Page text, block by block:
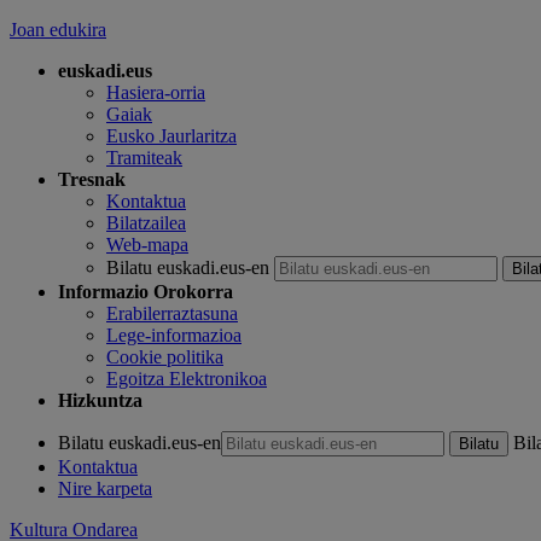
Joan edukira
euskadi.eus
Hasiera-orria
Gaiak
Eusko Jaurlaritza
Tramiteak
Tresnak
Kontaktua
Bilatzailea
Web-mapa
Bilatu euskadi.eus-en
Informazio Orokorra
Erabilerraztasuna
Lege-informazioa
Cookie politika
Egoitza Elektronikoa
Hizkuntza
Bilatu euskadi.eus-en
Kontaktua
Nire karpeta
Kultura Ondarea